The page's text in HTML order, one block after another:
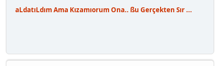
aLdatıLdım Ama Kızamıorum Ona.. ßu Gerçekten Sır ...